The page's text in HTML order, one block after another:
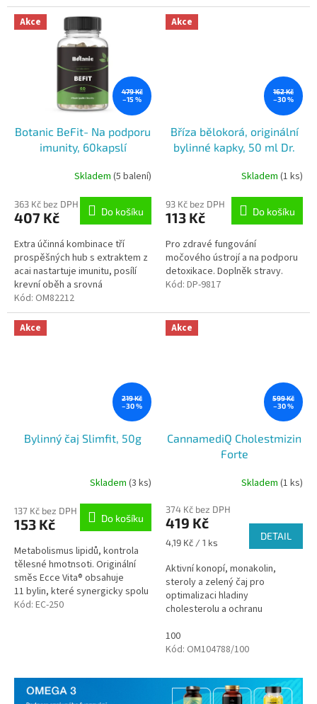
Akce
479 Kč
–15 %
Botanic BeFit- Na podporu
imunity, 60kapslí
Skladem (5 balení)
363 Kč bez DPH
407 Kč Do košíku
Extra účinná kombinace tří
prospěšných hub s extraktem z
acai nastartuje imunitu, posílí
krevní oběh a srovná
cholesterol. Pohodlné
dávkování v kapslích ocení i ti,
kteří houbám...
Kód: OM82212
Akce
162 Kč
–30 %
Bříza bělokorá, originální
bylinné kapky, 50 ml Dr.
Skladem (1 ks)
93 Kč bez DPH
113 Kč Do košíku
Pro zdravé fungování
močového ústrojí a na podporu
detoxikace. Doplněk stravy.
Kód: DP-9817
Akce
219 Kč
–30 %
Bylinný čaj Slimfit, 50g
Skladem (3 ks)
137 Kč bez DPH
153 Kč Do košíku
Metabolismus lipidů, kontrola
tělesné hmotnsoti. Originální
směs Ecce Vita® obsahuje
11 bylin, které synergicky spolu
působí. Najdete zde například
Kód: EC-250
Akce
599 Kč
–30 %
CannamediQ Cholestmizin
Forte
Skladem (1 ks)
374 Kč bez DPH
419 Kč
Měrná
4,19 Kč / 1 ks
DETAIL
Aktivní konopí, monakolin,
steroly a zelený čaj pro
optimalizaci hladiny
cholesterolu a ochranu
srdce i cév.
100
Kód: OM104788/100